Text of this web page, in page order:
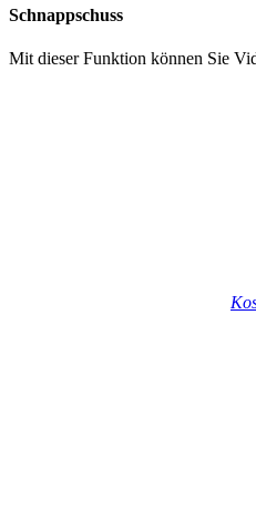
Schnappschuss
Mit dieser Funktion können Sie